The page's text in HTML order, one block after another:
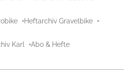
Heftarchiv Gravelbike
Karl Abo & Hefte